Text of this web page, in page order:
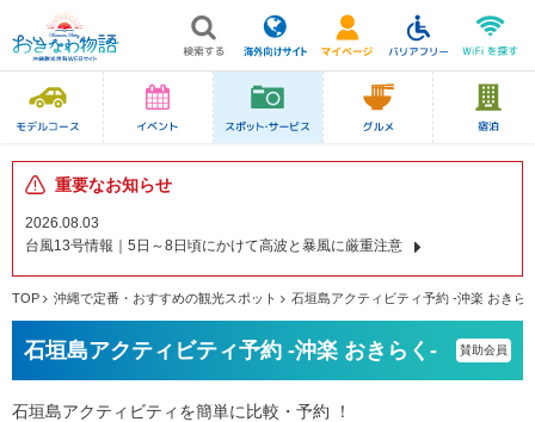
重要なお知らせ
2026.08.03
台風13号情報｜5日～8日頃にかけて高波と暴風に厳重注意
TOP 沖縄で定番・おすすめの観光スポット 石垣島アクティビティ予約 -沖楽 おきら
石垣島アクティビティ予約 -沖楽 おきらく- 賛助会員
石垣島アクティビティを簡単に比較・予約 ！